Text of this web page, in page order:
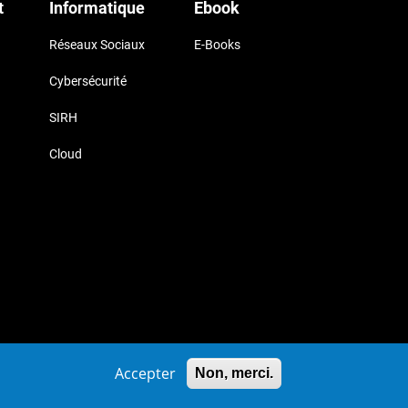
Informatique
Réseaux Sociaux
Cybersécurité
SIRH
Cloud
Ebook
E-Books
Accepter Non, merci.